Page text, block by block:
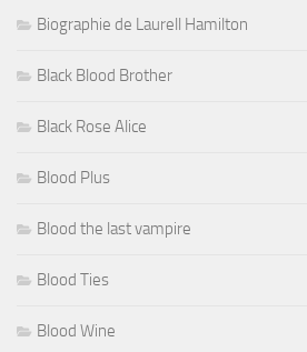
Biographie de Laurell Hamilton
Black Blood Brother
Black Rose Alice
Blood Plus
Blood the last vampire
Blood Ties
Blood Wine